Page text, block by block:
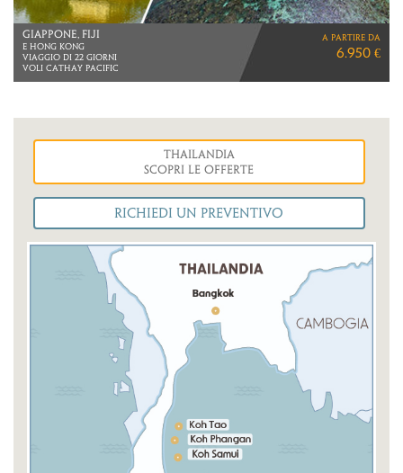
GIAPPONE, FIJI
E HONG KONG
VIAGGIO DI 22 GIORNI
VOLI CATHAY PACIFIC
a partire da
6.950 €
Thailandia
Scopri le Offerte